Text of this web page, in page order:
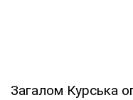
Загалом Курська